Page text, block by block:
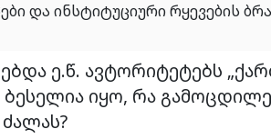
და ინსტიტუციური რყევების
ე.წ. ავტორიტეტებს
იყო, რა